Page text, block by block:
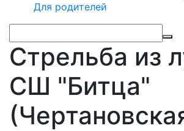
Для родителей
Стрельба из
СШ "Битца"